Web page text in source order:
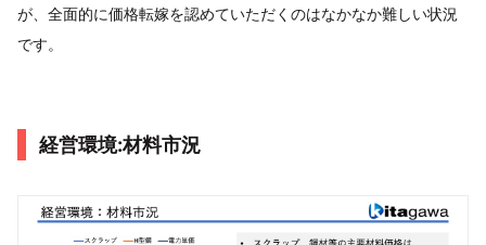
が、全面的に価格転嫁を認めていただくのはなかなか難しい状況
です。
経営環境:材料市況